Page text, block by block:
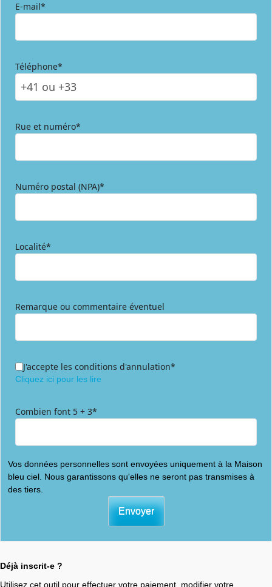
E-mail*
Téléphone*
Rue et numéro*
Numéro postal (NPA)*
Localité*
Remarque ou commentaire éventuel
J'accepte les conditions d'annulation*
Cliquez ici pour les lire
Combien font 5 + 3*
Vos données personnelles sont envoyées uniquement à la Maison
bleu ciel. Nous garantissons qu'elles ne seront pas transmises à
des tiers.
Envoyer
Déjà inscrit-e ?
Utilisez cet outil pour effectuer votre paiement, modifier votre